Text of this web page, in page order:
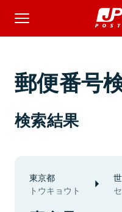
郵便番号
検索結果
東京都
トウキョウト